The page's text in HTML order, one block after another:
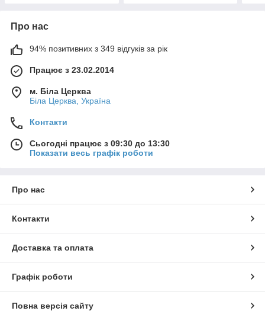
Про нас
94% позитивних з 349 відгуків за рік
Працює з 23.02.2014
м. Біла Церква
Біла Церква, Україна
Контакти
Сьогодні працює з 09:30 до 13:30
Показати весь графік роботи
Про нас
Контакти
Доставка та оплата
Графік роботи
Повна версія сайту